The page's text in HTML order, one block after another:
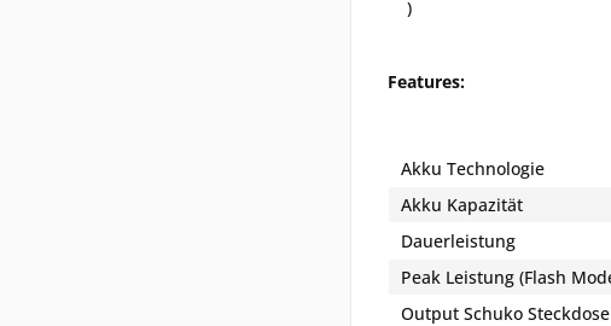
)
Features:
Akku Technologie
Akku Kapazität
Dauerleistung
Peak Leistung (Flash
Output Schuko